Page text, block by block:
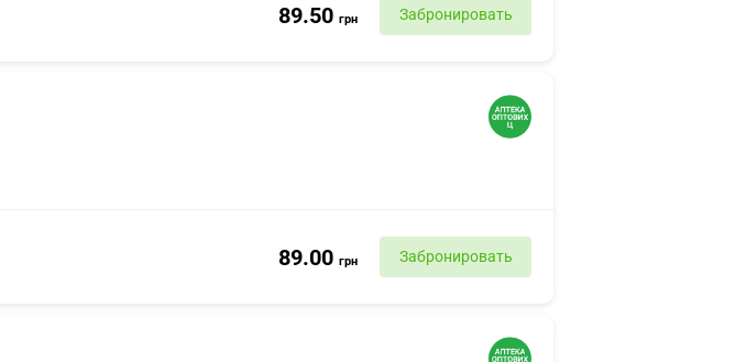
89.50 грн Забронировать
89.00 грн Забронировать